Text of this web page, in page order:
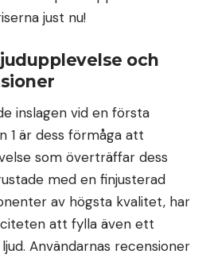
just nu!
och
inslagen vid en första
1 är dess förmåga att
som överträffar dess
med en finjusterad
av högsta kvalitet, har
att fylla även ett
Användarnas recensioner